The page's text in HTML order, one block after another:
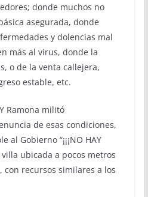
donde muchos no
asegurada, donde
y dolencias mal
más al virus, donde la
o de la venta callejera,
estable, etc.
Ramona militó
de esas condiciones,
Gobierno “¡¡¡NO HAY
villa ubicada a pocos metros
recursos similares a los